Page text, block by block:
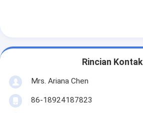
Rincian Kontak
Mrs. Ariana Chen
86-18924187823